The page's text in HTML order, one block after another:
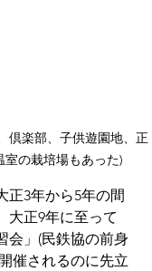
倶楽部、子供遊園地、正
の栽培場もあった)
3年から5年の間
大正9年に至って
会」(民鉄協の前身
催されるのに先立